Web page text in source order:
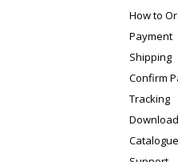
How to
Payment
Shipping
Confirm
Tracking